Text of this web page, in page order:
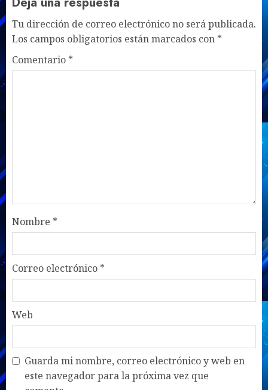
Tu dirección de correo electrónico no será publicada.
Los campos obligatorios están marcados con *
Comentario *
Nombre *
Correo electrónico *
Web
Guarda mi nombre, correo electrónico y web en
este navegador para la próxima vez que